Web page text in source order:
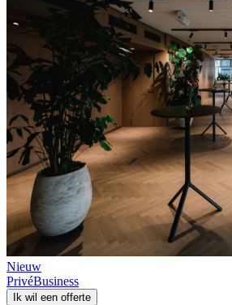
Nieuw
PrivéBusiness
Ik wil een offerte